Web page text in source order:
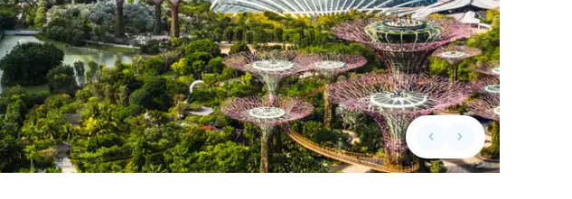
keyboard_arrow_leftPrevious slide
keyboard_arrow_rightNext slide